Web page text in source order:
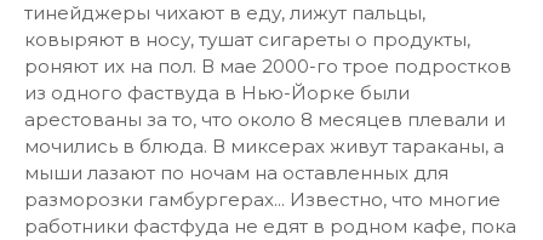
тинейджеры чихают в еду, лижут пальцы,
ковыряют в носу, тушат сигареты о продукты,
роняют их на пол. В мае 2000-го трое подростков
из одного фаствуда в Нью-Йорке были
арестованы за то, что около 8 месяцев плевали и
мочились в блюда. В миксерах живут тараканы, а
мыши лазают по ночам на оставленных для
разморозки гамбургерах... Известно, что многие
работники фастфуда не едят в родном кафе, пока